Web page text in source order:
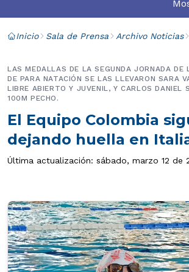
Inicio Sala de Prensa Archivo Noticias
El Equipo Colombia
dejando huella en
LAS MEDALLAS DE LA SEGUNDA JORNADA DE
DE PARA NATACIÓN SE LAS LLEVARON SARA
LIBRE ABIERTO Y JUVENIL, Y CARLOS DANIEL
100M PECHO.
Última actualización: sábado, marzo 12 de